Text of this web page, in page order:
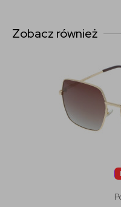
Zobacz również